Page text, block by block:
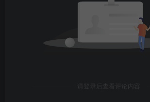
请登录后查看评论内容